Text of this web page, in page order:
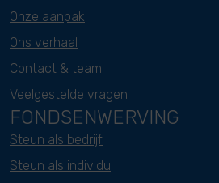
Onze aanpak
Ons verhaal
Contact & team
Veelgestelde vragen
FONDSENWERVING
Steun als bedrijf
Steun als individu